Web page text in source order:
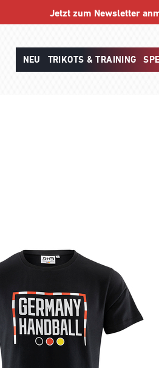
Jetzt zum Newsletter
NEU TRIKOTS & TRAINING